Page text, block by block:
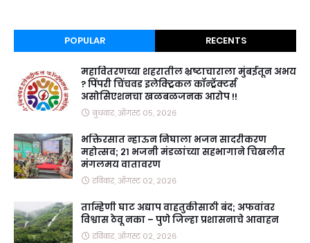
POPULAR RECENTS
महावितरणच्या शहरातील भ्रष्टाचाराला मुंबईतून अभय
? पिंपरी चिंचवड इलेक्ट्रिकल कॉन्ट्रॅक्टर्स
असोसिएशनचा खळबळजनक आरोप !!
बुधवार, ऑगस्ट ०५, २०२६
भक्तिरसात न्हाऊन निघाला भजन सादरीकरण
महोत्सव; २१ भजनी मंडळांच्या सहभागाने चिखलीत
मंगलमय वातावरण
रविवार, ऑगस्ट ०२, २०२६
ताम्हिणी घाट अद्याप वाहतुकीसाठी बंद; अफवांवर
विश्वास ठेवू नका – पुणे जिल्हा प्रशासनाचे आवाहन
रविवार, ऑगस्ट ०२, २०२६